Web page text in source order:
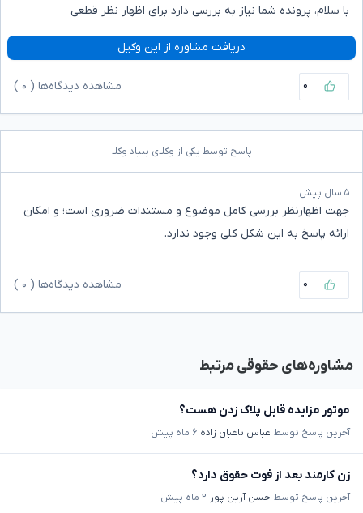
با سلام، پرونده شما نیاز به بررسی دارد برای اظهار نظر قطعی
دریافت مشاوره از این وکیل
۰ مشاهده دیدگاه‌ها ( ۰
پاسخ توسط یکی از وکلای بنیاد وکلا
۵ سال پیش
جهت اظهارنظر بررسی کامل موضوع و مستندات ضروری است؛ و امکان
ارائه پاسخ به این شکل کلی وجود ندارد.
۰ مشاهده دیدگاه‌ها ( ۰
مشاوره‌های حقوقی مرتبط
موتور مزایده قابل پلاک زدن هست؟
آخرین پاسخ توسط عباس باغبان زاده ۶ ماه پیش
زن کارمند بعد از فوت حقوق دارد؟
آخرین پاسخ توسط حسن آرین پور ۲ ماه پیش